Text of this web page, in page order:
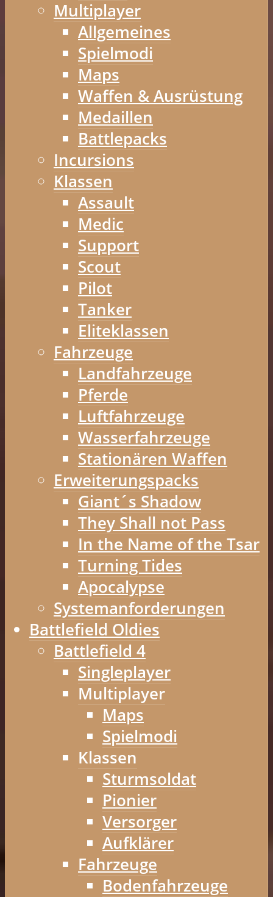
Multiplayer
Allgemeines
Spielmodi
Maps
Waffen & Ausrüstung
Medaillen
Battlepacks
Incursions
Klassen
Assault
Medic
Support
Scout
Pilot
Tanker
Eliteklassen
Fahrzeuge
Landfahrzeuge
Pferde
Luftfahrzeuge
Wasserfahrzeuge
Stationären Waffen
Erweiterungspacks
Giant´s Shadow
They Shall not Pass
In the Name of the Tsar
Turning Tides
Apocalypse
Systemanforderungen
Battlefield Oldies
Battlefield 4
Singleplayer
Multiplayer
Maps
Spielmodi
Klassen
Sturmsoldat
Pionier
Versorger
Aufklärer
Fahrzeuge
Bodenfahrzeuge